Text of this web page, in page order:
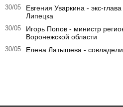
30/05
Евгения Уваркина - экс-
Липецка
30/05
Игорь Попов - министр
Воронежской области
30/05 Елена Латышева -